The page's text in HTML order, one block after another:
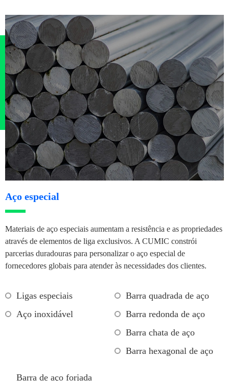
Aço especial
Materiais de aço especiais aumentam a resistência e as propriedades
através de elementos de liga exclusivos. A CUMIC constrói
parcerias duradouras para personalizar o aço especial de
fornecedores globais para atender às necessidades dos clientes.
Ligas especiais
Aço inoxidável
Barra quadrada de aço
Barra redonda de aço
Barra chata de aço
Barra hexagonal de aço
Barra de aço forjada